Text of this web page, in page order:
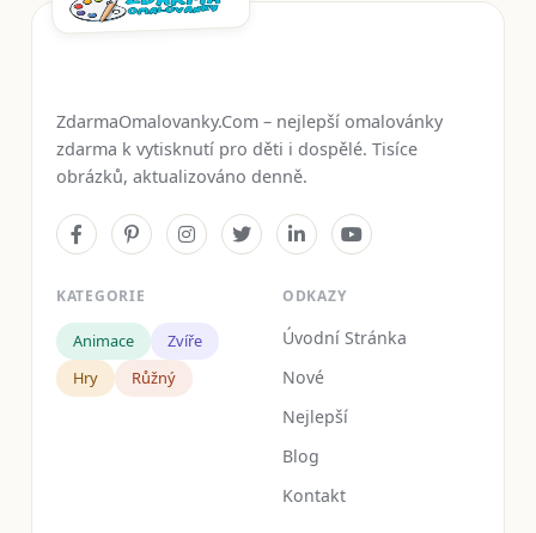
ZdarmaOmalovanky.Com – nejlepší omalovánky
zdarma k vytisknutí pro děti i dospělé. Tisíce
obrázků, aktualizováno denně.
KATEGORIE
Animace
Zvíře
Hry
Růžný
ODKAZY
Úvodní Stránka
Nové
Nejlepší
Blog
Kontakt